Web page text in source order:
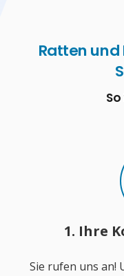
Ratten
1. Ihre
Sie rufen uns an!